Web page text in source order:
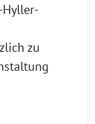
Hyller-
zu